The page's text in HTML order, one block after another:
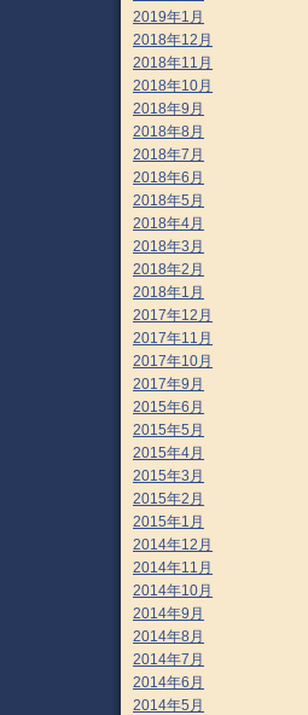
2019年1月
2018年12月
2018年11月
2018年10月
2018年9月
2018年8月
2018年7月
2018年6月
2018年5月
2018年4月
2018年3月
2018年2月
2018年1月
2017年12月
2017年11月
2017年10月
2017年9月
2015年6月
2015年5月
2015年4月
2015年3月
2015年2月
2015年1月
2014年12月
2014年11月
2014年10月
2014年9月
2014年8月
2014年7月
2014年6月
2014年5月